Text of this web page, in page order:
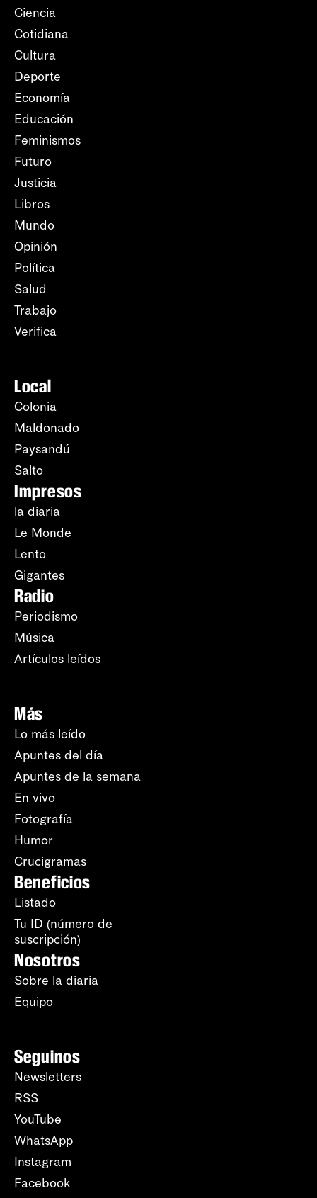
Ciencia
Cotidiana
Cultura
Deporte
Economía
Educación
Feminismos
Futuro
Justicia
Libros
Mundo
Opinión
Política
Salud
Trabajo
Verifica
Local
Colonia
Maldonado
Paysandú
Salto
Impresos
la diaria
Le Monde
Lento
Gigantes
Radio
Periodismo
Música
Artículos leídos
Más
Lo más leído
Apuntes del día
Apuntes de la semana
En vivo
Fotografía
Humor
Crucigramas
Beneficios
Listado
Tu ID (número de
suscripción)
Nosotros
Sobre la diaria
Equipo
Seguinos
Newsletters
RSS
YouTube
WhatsApp
Instagram
Facebook